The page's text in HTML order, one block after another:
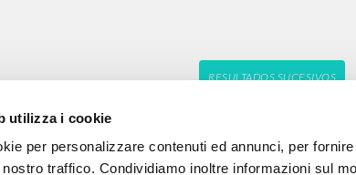
utilizza i cookie
per personalizzare contenuti ed annunci, per
traffico. Condividiamo inoltre informazioni sul
RESULTADOS SUCESIVOS